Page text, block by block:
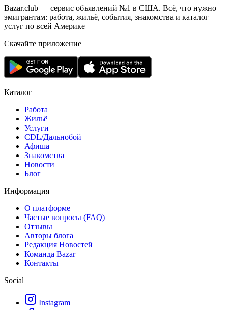
Bazar.club — сервис объявлений №1 в США. Всё, что нужно
эмигрантам: работа, жильё, события, знакомства и каталог
услуг по всей Америке
Скачайте приложение
Каталог
Работа
Жильё
Услуги
CDL/Дальнобой
Афиша
Знакомства
Новости
Блог
Информация
О платформе
Частые вопросы (FAQ)
Отзывы
Авторы блога
Редакция Новостей
Команда Bazar
Контакты
Social
Instagram